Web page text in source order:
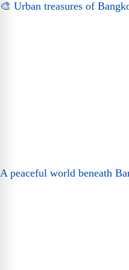
🎨 Urban treasures of
A peaceful world beneath